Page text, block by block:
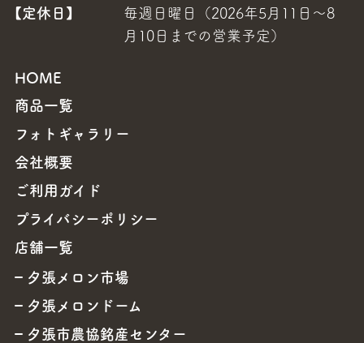
【定休日】
毎週日曜日（2026年5月11日～8
月10日までの営業予定）
HOME
商品一覧
フォトギャラリー
会社概要
ご利用ガイド
プライバシーポリシー
店舗一覧
夕張メロン市場
夕張メロンドーム
夕張市農協銘産センター